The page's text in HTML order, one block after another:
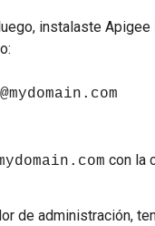
instalaste
con la
de administración,